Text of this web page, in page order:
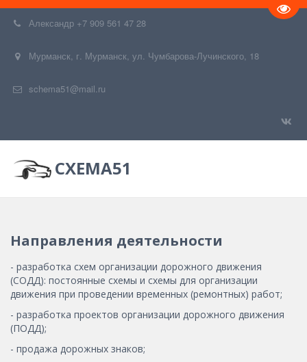
Александр +7 909 561 47 28
Мурманск, г. Мурманск, ул. Чумбарова-Лучинского, 18
schema51@mail.ru
СХЕМА51
Направления деятельности
- разработка схем организации дорожного движения
(СОДД): постоянные схемы и схемы для организации
движения при проведении временных (ремонтных) работ;
- разработка проектов организации дорожного движения
(ПОДД);
- продажа дорожных знаков;